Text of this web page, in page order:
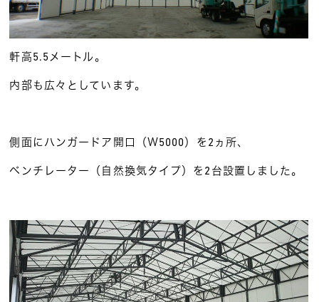
軒高5.5メートル。
内部も広々としています。
側面にハンガードア開口（Ｗ5000）を2ヵ所、
ベンチレーター（自然換気タイプ）を2台設置しました。